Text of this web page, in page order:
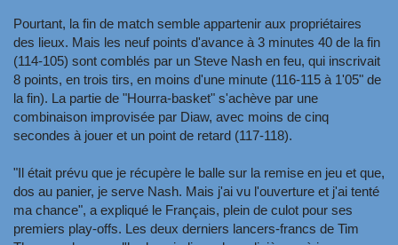
Pourtant, la fin de match semble appartenir aux propriétaires
des lieux. Mais les neuf points d'avance à 3 minutes 40 de la fin
(114-105) sont comblés par un Steve Nash en feu, qui inscrivait
8 points, en trois tirs, en moins d'une minute (116-115 à 1'05" de
la fin). La partie de "Hourra-basket" s'achève par une
combinaison improvisée par Diaw, avec moins de cinq
secondes à jouer et un point de retard (117-118).
"Il était prévu que je récupère le balle sur la remise en jeu et que,
dos au panier, je serve Nash. Mais j'ai vu l'ouverture et j'ai tenté
ma chance", a expliqué le Français, plein de culot pour ses
premiers play-offs. Les deux derniers lancers-francs de Tim